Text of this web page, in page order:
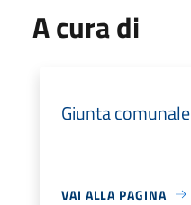
A cura di
Giunta comunale
VAI ALLA PAGINA